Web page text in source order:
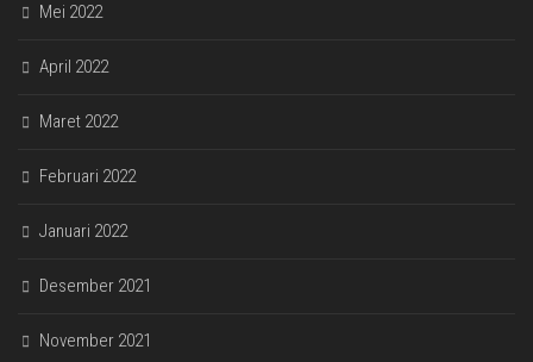
Mei 2022
April 2022
Maret 2022
Februari 2022
Januari 2022
Desember 2021
November 2021